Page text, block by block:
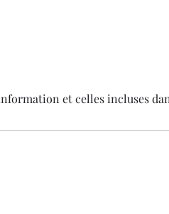
et celles incluses